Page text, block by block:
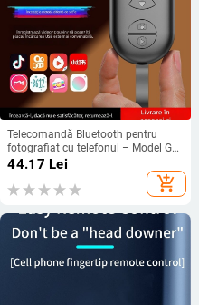
Telecomandă Bluetooth pentru
fotografiat cu telefonul – Model G9,
Bluetooth 4.0, ABS, 50 g, lansat în
44.17 Lei
add_shopping_cart